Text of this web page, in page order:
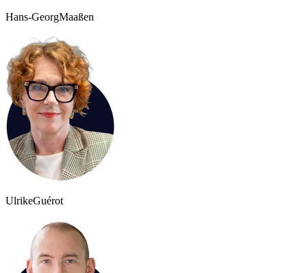
Hans-GeorgMaaßen
UlrikeGuérot